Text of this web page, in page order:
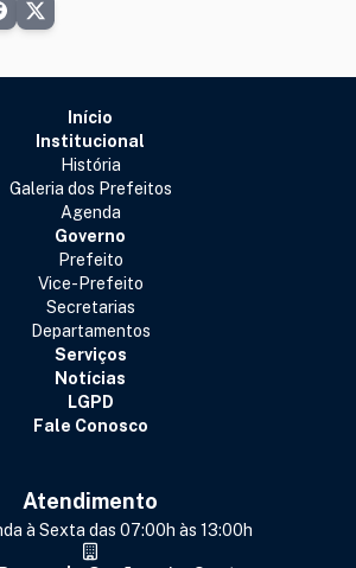
Início
Institucional
História
Galeria dos Prefeitos
Agenda
Governo
Prefeito
Vice-Prefeito
Secretarias
Departamentos
Serviços
Notícias
LGPD
Fale Conosco
Atendimento
à Sexta das 07:00h às 13:00h